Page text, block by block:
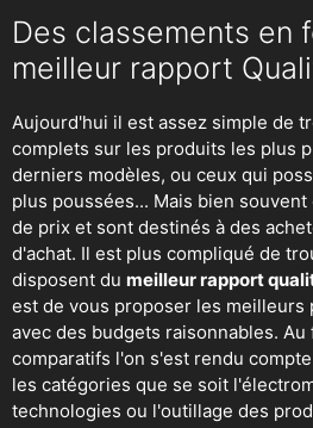
Des classements en
meilleur rapport
Aujourd'hui il est assez simple de
complets sur les produits les plus
derniers modèles, ou ceux qui
plus poussées... Mais bien
de prix et sont destinés à des
d'achat. Il est plus compliqué de
disposent du meilleur rapport
est de vous proposer les meilleurs
avec des budgets raisonnables.
comparatifs l'on s'est rendu
les catégories que se soit
technologies ou l'outillage des